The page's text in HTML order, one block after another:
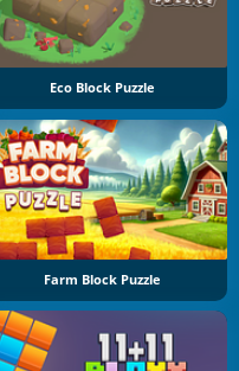
Eco Block Puzzle
Farm Block Puzzle